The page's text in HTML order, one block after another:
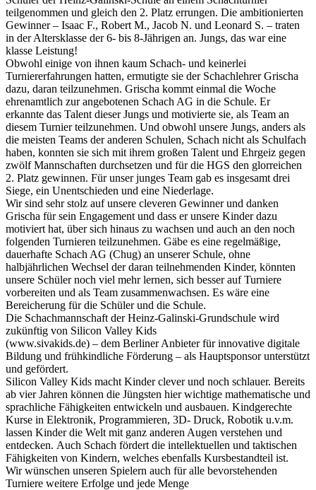
teilgenommen und gleich den 2. Platz errungen. Die ambitionierten
Gewinner – Isaac F., Robert M., Jacob N. und Leonard S. – traten
in der Altersklasse der 6- bis 8-Jährigen an. Jungs, das war eine
klasse Leistung!
Obwohl einige von ihnen kaum Schach- und keinerlei
Turniererfahrungen hatten, ermutigte sie der Schachlehrer Grischa
dazu, daran teilzunehmen. Grischa kommt einmal die Woche
ehrenamtlich zur angebotenen Schach AG in die Schule. Er
erkannte das Talent dieser Jungs und motivierte sie, als Team an
diesem Turnier teilzunehmen. Und obwohl unsere Jungs, anders als
die meisten Teams der anderen Schulen, Schach nicht als Schulfach
haben, konnten sie sich mit ihrem großen Talent und Ehrgeiz gegen
zwölf Mannschaften durchsetzen und für die HGS den glorreichen
2. Platz gewinnen. Für unser junges Team gab es insgesamt drei
Siege, ein Unentschieden und eine Niederlage.
Wir sind sehr stolz auf unsere cleveren Gewinner und danken
Grischa für sein Engagement und dass er unsere Kinder dazu
motiviert hat, über sich hinaus zu wachsen und auch an den noch
folgenden Turnieren teilzunehmen. Gäbe es eine regelmäßige,
dauerhafte Schach AG (Chug) an unserer Schule, ohne
halbjährlichen Wechsel der daran teilnehmenden Kinder, könnten
unsere Schüler noch viel mehr lernen, sich besser auf Turniere
vorbereiten und als Team zusammenwachsen. Es wäre eine
Bereicherung für die Schüler und die Schule.
Die Schachmannschaft der Heinz-Galinski-Grundschule wird
zukünftig von Silicon Valley Kids
(www.sivakids.de) – dem Berliner Anbieter für innovative digitale
Bildung und frühkindliche Förderung – als Hauptsponsor unterstützt
und gefördert.
Silicon Valley Kids macht Kinder clever und noch schlauer. Bereits
ab vier Jahren können die Jüngsten hier wichtige mathematische und
sprachliche Fähigkeiten entwickeln und ausbauen. Kindgerechte
Kurse in Elektronik, Programmieren, 3D- Druck, Robotik u.v.m.
lassen Kinder die Welt mit ganz anderen Augen verstehen und
entdecken. Auch Schach fördert die intellektuellen und taktischen
Fähigkeiten von Kindern, welches ebenfalls Kursbestandteil ist.
Wir wünschen unseren Spielern auch für alle bevorstehenden
Turniere weitere Erfolge und jede Menge